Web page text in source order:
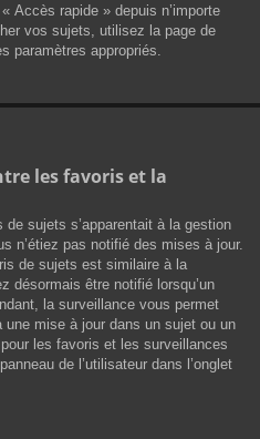
Accès rapide » depuis n’importe
vos sujets, utilisez la page de
paramètres appropriés.
les favoris et la
sujets s’apparentait à la gestion
n’étiez pas notifié des mises à jour.
de sujets est similaire à la
désormais être notifié lorsqu’un
la surveillance vous permet
une mise à jour dans un sujet ou un
les favoris et les surveillances
de l’utilisateur dans l’onglet